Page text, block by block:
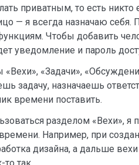
приватным, то есть никто
— я всегда назначаю
Чтобы добавить
уведомление и пароль
«Вехи», «Задачи»,
задачу, назначаешь
времени поставить.
разделом «Вехи», я
Например, при
дизайна, а дальше